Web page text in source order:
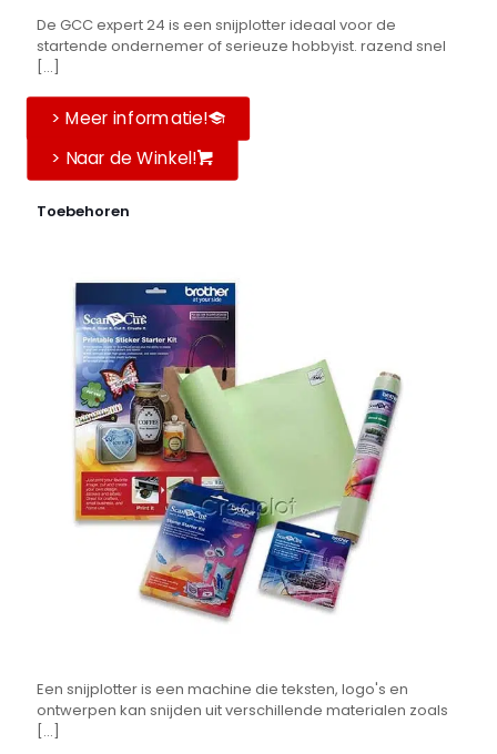
De GCC expert 24 is een snijplotter ideaal voor de
startende ondernemer of serieuze hobbyist. razend snel
[...]
> Meer informatie!
> Naar de Winkel!
Toebehoren
Een snijplotter is een machine die teksten, logo's en
ontwerpen kan snijden uit verschillende materialen zoals
[...]